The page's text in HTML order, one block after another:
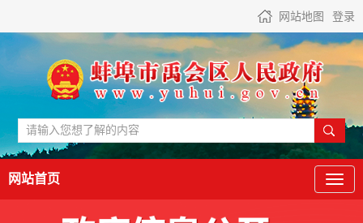
网站地图 登录
网站首页